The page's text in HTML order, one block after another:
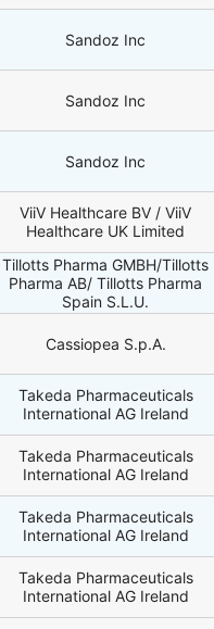
Sandoz Inc
Sandoz Inc
Sandoz Inc
ViiV Healthcare BV / ViiV
Healthcare UK Limited
Tillotts Pharma GMBH/Tillotts
Pharma AB/ Tillotts Pharma
Spain S.L.U.
Cassiopea S.p.A.
Takeda Pharmaceuticals
International AG Ireland
Takeda Pharmaceuticals
International AG Ireland
Takeda Pharmaceuticals
International AG Ireland
Takeda Pharmaceuticals
International AG Ireland